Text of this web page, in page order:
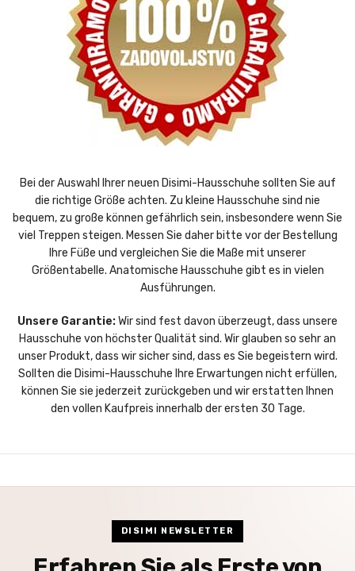
Bei der Auswahl Ihrer neuen Disimi-Hausschuhe sollten Sie auf
die richtige Größe achten. Zu kleine Hausschuhe sind nie
bequem, zu große können gefährlich sein, insbesondere wenn Sie
viel Treppen steigen. Messen Sie daher bitte vor der Bestellung
Ihre Füße und vergleichen Sie die Maße mit unserer
Größentabelle. Anatomische Hausschuhe gibt es in vielen
Ausführungen.
Unsere Garantie:Wir sind fest davon überzeugt, dass unsere
Hausschuhe von höchster Qualität sind. Wir glauben so sehr an
unser Produkt, dass wir sicher sind, dass es Sie begeistern wird.
Sollten die Disimi-Hausschuhe Ihre Erwartungen nicht erfüllen,
können Sie sie jederzeit zurückgeben und wir erstatten Ihnen
den vollen Kaufpreis innerhalb der ersten 30 Tage.
DISIMI NEWSLETTER